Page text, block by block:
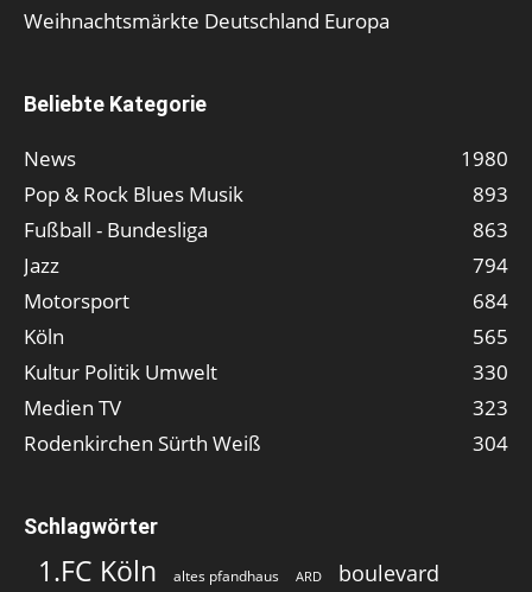
Weihnachtsmärkte Deutschland Europa
Beliebte Kategorie
News
1980
Pop & Rock Blues Musik
893
Fußball - Bundesliga
863
Jazz
794
Motorsport
684
Köln
565
Kultur Politik Umwelt
330
Medien TV
323
Rodenkirchen Sürth Weiß
304
Schlagwörter
1.FC Köln altes pfandhaus ARD boulevard